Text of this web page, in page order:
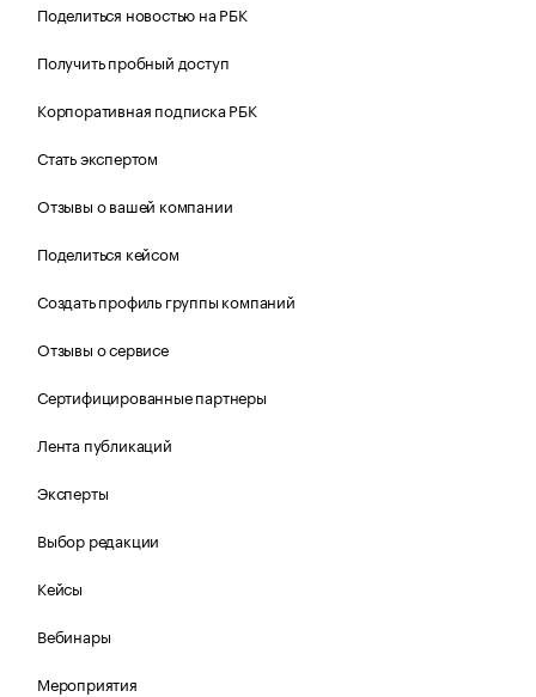
Поделиться новостью на РБК
Получить пробный доступ
Корпоративная подписка РБК
Стать экспертом
Отзывы о вашей компании
Поделиться кейсом
Создать профиль группы компаний
Отзывы о сервисе
Сертифицированные партнеры
Лента публикаций
Эксперты
Выбор редакции
Кейсы
Вебинары
Мероприятия